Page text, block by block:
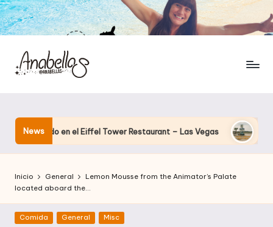
News
en el Eiffel Tower Restaurant – Las Vegas El hotel
Inicio General
Lemon Mousse from the Animator’s Palate
located aboard the…
Publicada
Comida General Misc